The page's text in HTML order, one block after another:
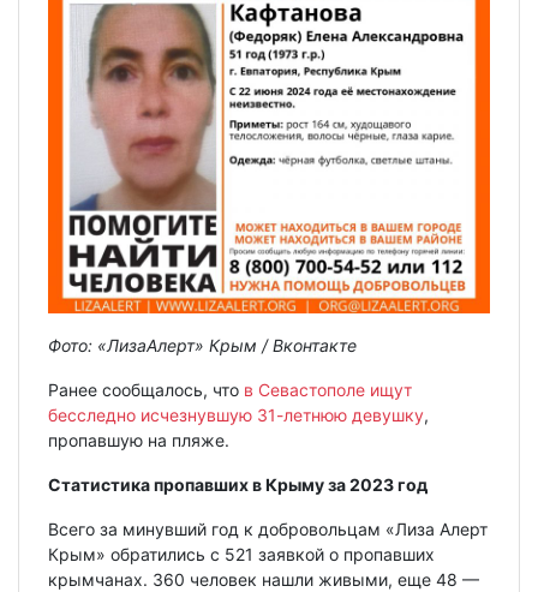
Фото: «ЛизаАлерт» Крым / Вконтакте
Ранее сообщалось, что в Севастополе ищут
бесследно исчезнувшую 31-летнюю девушку,
пропавшую на пляже.
Статистика пропавших в Крыму за 2023 год
Всего за минувший год к добровольцам «Лиза Алерт
Крым» обратились с 521 заявкой о пропавших
крымчанах. 360 человек нашли живыми, еще 48 —